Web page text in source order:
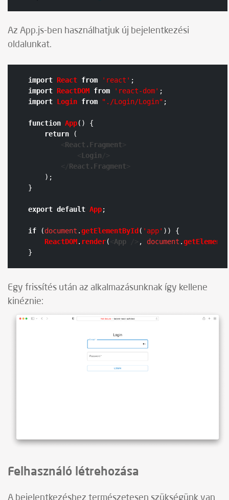
Az App.js-ben használhatjuk új bejelentkezési
oldalunkat.
import React from 'react'
import ReactDOM from 'react-dom'
import Login from "./Login/Login" ;
function App( ) {
return (
React.Fragment
Login
React.Fragment
    );
}
export default App;
if (document .getElementById ( 'app' )) {
ReactDOM. render( App , document .
}
Egy frissítés után az alkalmazásunknak így kellene
kinéznie:
Felhasználó létrehozása
A bejelentkezéshez természetesen szükségünk van